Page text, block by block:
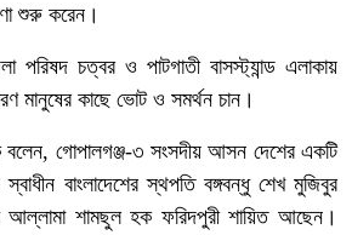
শুরু করেন।
পরিষদ চত্বর ও পাটগাতী বাসস্ট্যান্ড এলাকায়
মানুষের কাছে ভোট ও সমর্থন চান।
বলেন, গোপালগঞ্জ-৩ সংসদীয় আসন দেশের একটি
বাংলাদেশের স্থপতি বঙ্গবন্ধু শেখ মুজিবুর
আল্লামা শামছুল হক ফরিদপুরী শায়িত আছেন।